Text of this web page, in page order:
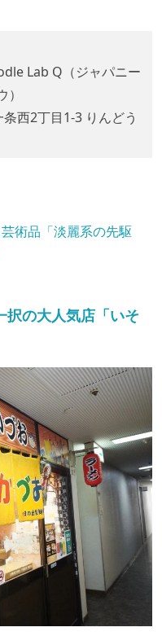
Lab Q（ジャパニー
西2丁目1-3 りんどう
術品「淡麗系の先駆
択の大人気店「いそ